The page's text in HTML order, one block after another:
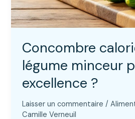
Concombre
légume minceur
excellence ?
Laisser un commentaire /
Camille Verneuil